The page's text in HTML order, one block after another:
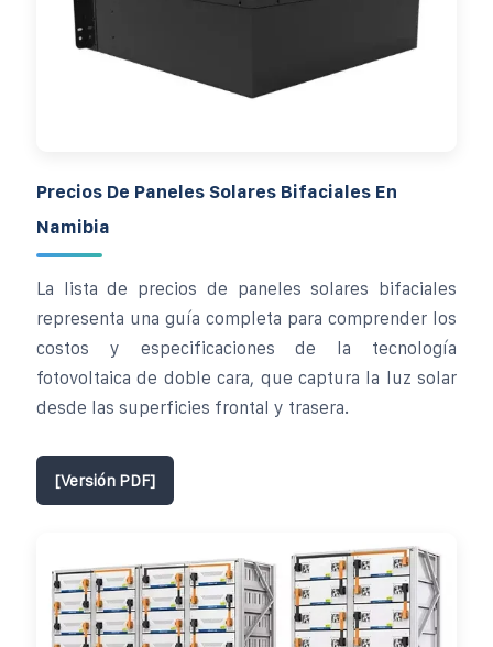
Precios De Paneles Solares Bifaciales En
Namibia
La lista de precios de paneles solares bifaciales
representa una guía completa para comprender los
costos y especificaciones de la tecnología
fotovoltaica de doble cara, que captura la luz solar
desde las superficies frontal y trasera.
[Versión PDF]